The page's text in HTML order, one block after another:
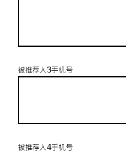
被推荐人3手机号
被推荐人4手机号